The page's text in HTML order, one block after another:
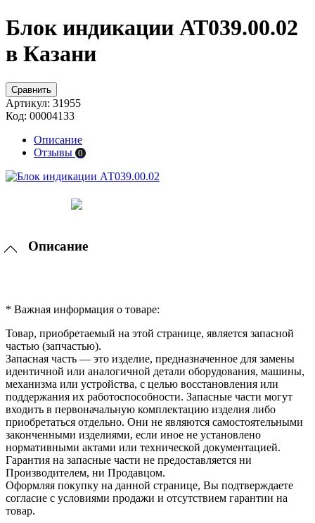
Блок индикации АТ039.00.02
в Казани
Сравнить
Артикул: 31955
Код: 00004133
Описание
Отзывы 0
Описание
* Важная информация о товаре:
Товар, приобретаемый на этой странице, является запасной
частью (запчастью).
Запасная часть — это изделие, предназначенное для замены
идентичной или аналогичной детали оборудования, машины,
механизма или устройства, с целью восстановления или
поддержания их работоспособности. Запасные части могут
входить в первоначальную комплектацию изделия либо
приобретаться отдельно. Они не являются самостоятельными
законченными изделиями, если иное не установлено
нормативными актами или технической документацией.
Гарантия на запасные части не предоставляется ни
Производителем, ни Продавцом.
Оформляя покупку на данной странице, Вы подтверждаете
согласие с условиями продажи и отсутствием гарантии на
товар.